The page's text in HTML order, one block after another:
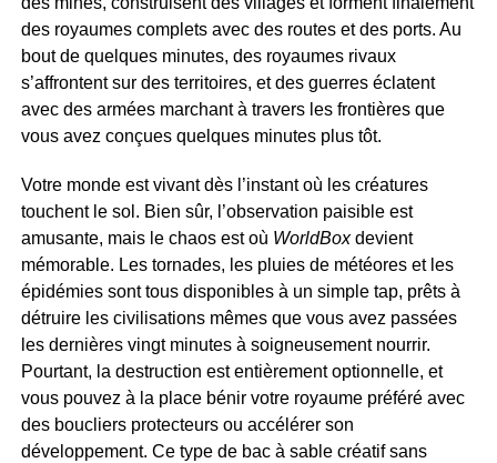
des royaumes complets avec des routes et des ports. Au
bout de quelques minutes, des royaumes rivaux
s’affrontent sur des territoires, et des guerres éclatent
avec des armées marchant à travers les frontières que
vous avez conçues quelques minutes plus tôt.
Votre monde est vivant dès l’instant où les créatures
touchent le sol. Bien sûr, l’observation paisible est
amusante, mais le chaos est où WorldBoxdevient
mémorable. Les tornades, les pluies de météores et les
épidémies sont tous disponibles à un simple tap, prêts à
détruire les civilisations mêmes que vous avez passées
les dernières vingt minutes à soigneusement nourrir.
Pourtant, la destruction est entièrement optionnelle, et
vous pouvez à la place bénir votre royaume préféré avec
des boucliers protecteurs ou accélérer son
développement. Ce type de bac à sable créatif sans